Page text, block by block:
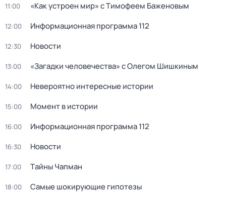
11:00 «Как устроен мир» с Тимофеем Баженовым
12:00 Информационная программа 112
12:30 Новости
13:00 «Загадки человечества» с Олегом Шишкиным
14:00 Невероятно интересные истории
15:00 Момент в истории
16:00 Информационная программа 112
16:30 Новости
17:00 Тaйны Чапман
18:00 Самые шoкиpующие гипотезы